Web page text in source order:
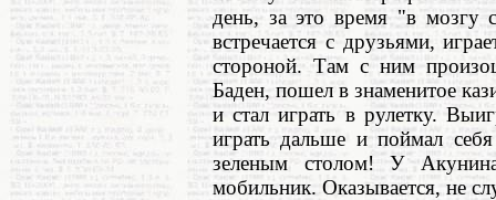
день, за это время "в мозгу
встречается с друзьями,
стороной. Там с ним
Баден, пошел в знаменитое
и стал играть в рулетку.
играть дальше и поймал
зеленым столом! У
мобильник. Оказывается, не